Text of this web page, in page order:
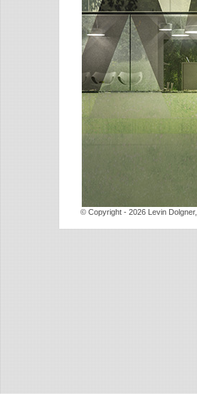
© Copyright - 2026 Levin